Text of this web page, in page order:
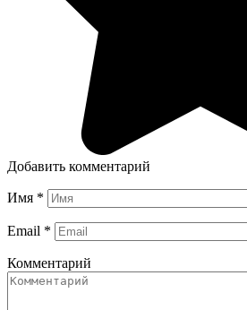
Добавить комментарий
Имя *
Email *
Комментарий